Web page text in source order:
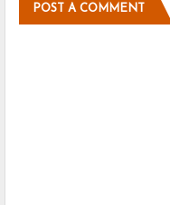
POST A COMMENT